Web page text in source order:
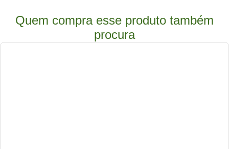
Quem compra esse produto também
procura